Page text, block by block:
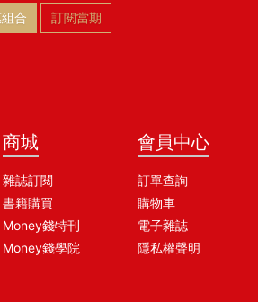
合 訂閱當期
商城
雜誌訂閱
書籍購買
Money錢特刊
Money錢學院
會員中心
訂單查詢
購物車
電子雜誌
隱私權聲明